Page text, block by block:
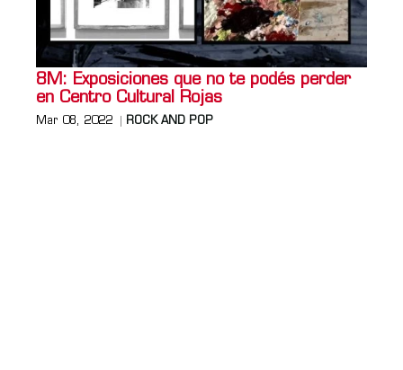
8M: Exposiciones que no te podés perder
en Centro Cultural Rojas
Mar 08, 2022 ROCK AND POP